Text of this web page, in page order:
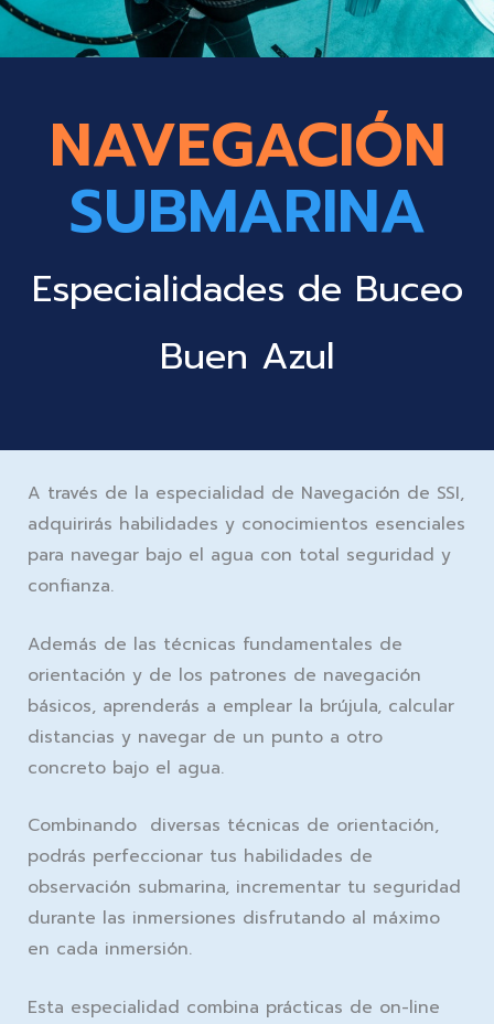
NAVEGACIÓN
SUBMARINA
Especialidades de Buceo
Buen Azul
A través de la especialidad de Navegación de SSI,
adquirirás habilidades y conocimientos esenciales
para navegar bajo el agua con total seguridad y
confianza.
Además de las técnicas fundamentales de
orientación y de los patrones de navegación
básicos, aprenderás a emplear la brújula, calcular
distancias y navegar de un punto a otro
concreto bajo el agua.
Combinando diversas técnicas de orientación,
podrás perfeccionar tus habilidades de
observación submarina, incrementar tu seguridad
durante las inmersiones disfrutando al máximo
en cada inmersión.
Esta especialidad combina prácticas de on-line